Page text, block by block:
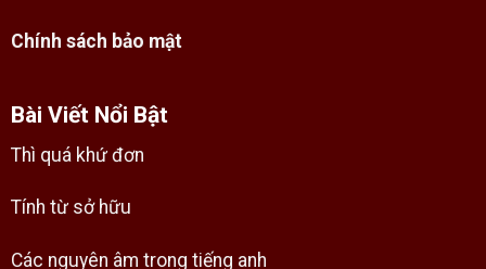
Chính sách bảo mật
Bài Viết Nổi Bật
Thì quá khứ đơn
Tính từ sở hữu
Các nguyên âm trong tiếng anh